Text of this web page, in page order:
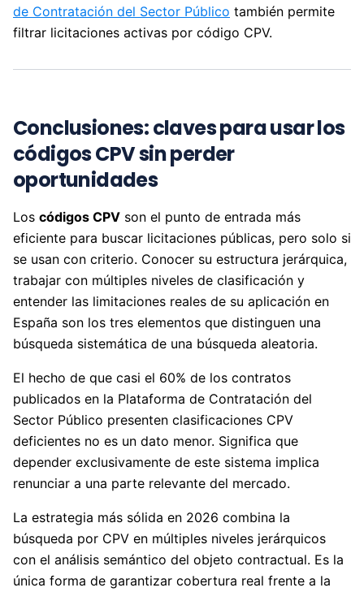
de Contratación del Sector Público también permite
filtrar licitaciones activas por código CPV.
Conclusiones: claves para usar los
códigos CPV sin perder
oportunidades
Los códigos CPV son el punto de entrada más
eficiente para buscar licitaciones públicas, pero solo si
se usan con criterio. Conocer su estructura jerárquica,
trabajar con múltiples niveles de clasificación y
entender las limitaciones reales de su aplicación en
España son los tres elementos que distinguen una
búsqueda sistemática de una búsqueda aleatoria.
El hecho de que casi el 60% de los contratos
publicados en la Plataforma de Contratación del
Sector Público presenten clasificaciones CPV
deficientes no es un dato menor. Significa que
depender exclusivamente de este sistema implica
renunciar a una parte relevante del mercado.
La estrategia más sólida en 2026 combina la
búsqueda por CPV en múltiples niveles jerárquicos
con el análisis semántico del objeto contractual. Es la
única forma de garantizar cobertura real frente a la